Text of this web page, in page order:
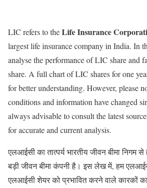
LIC refers to theLife Insurance
largest life insurance company in India. In
analyse the performance of LIC share and
share. A full chart of LIC shares for one
for better understanding. However, please
conditions and information have changed
always advisable to consult the latest
for accurate and current analysis.
एलआईसी का तात्पर्य भारतीय जीवन बीमा निगम
बड़ी जीवन बीमा कंपनी है। इस लेख में, हम
एलआईसी शेयर को प्रभावित करने वाले कारकों